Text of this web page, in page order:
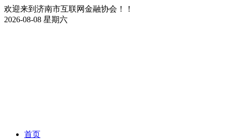
欢迎来到济南市互联网金融协会！！
2026-08-08 星期六
首页